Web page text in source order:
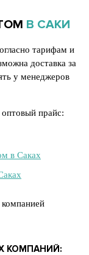
В САКИ
тарифам и
доставка за
у менеджеров
прайс:
в Саках
КОМПАНИЙ: